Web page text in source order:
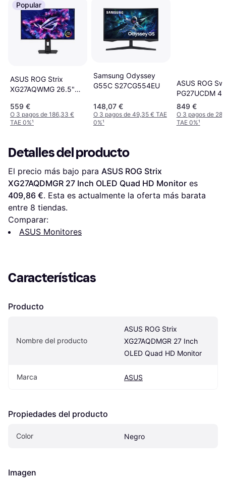
Popular
ASUS ROG Strix
XG27AQWMG 26.5"
Gaming Monitor
559 €
O 3 pagos de 186,33 €
TAE 0%¹
Samsung Odyssey
G55C S27CG554EU
148,07 €
O 3 pagos de 49,35 € TAE
0%¹
ASUS ROG
PG27UCDM
Monitor
849 €
O 3 pagos de
TAE 0%¹
Detalles del producto
El precio más bajo para ASUS ROG Strix
XG27AQDMGR 27 Inch OLED Quad HD Monitor
409,86 €. Esta es actualmente la oferta más barata
entre 8 tiendas.
Comparar:
ASUS Monitores
Características
Producto
Nombre del producto
ASUS ROG Strix
XG27AQDMGR 27 Inch
OLED Quad HD Monitor
Marca ASUS
Propiedades del producto
Color Negro
Imagen